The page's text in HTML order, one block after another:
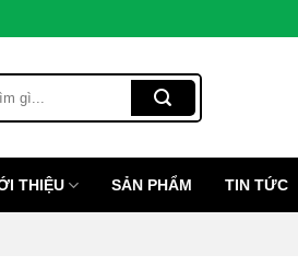
THIỆU SẢN PHẨM TIN TỨC